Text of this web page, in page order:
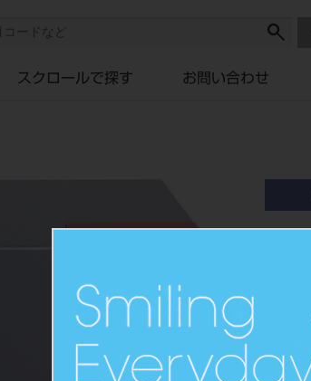
スクロールで探す お問い合わせ
歯科
品